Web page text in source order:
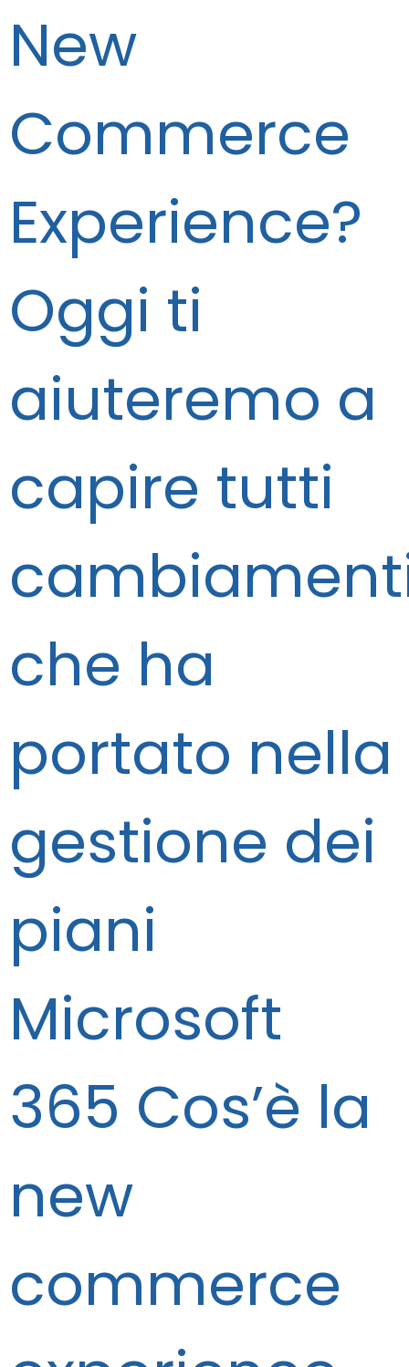
New
Commerce
Experience?
Oggi ti
aiuteremo a
capire tutti
che ha
portato nella
gestione dei
piani
Microsoft
365 Cos’è la
new
commerce